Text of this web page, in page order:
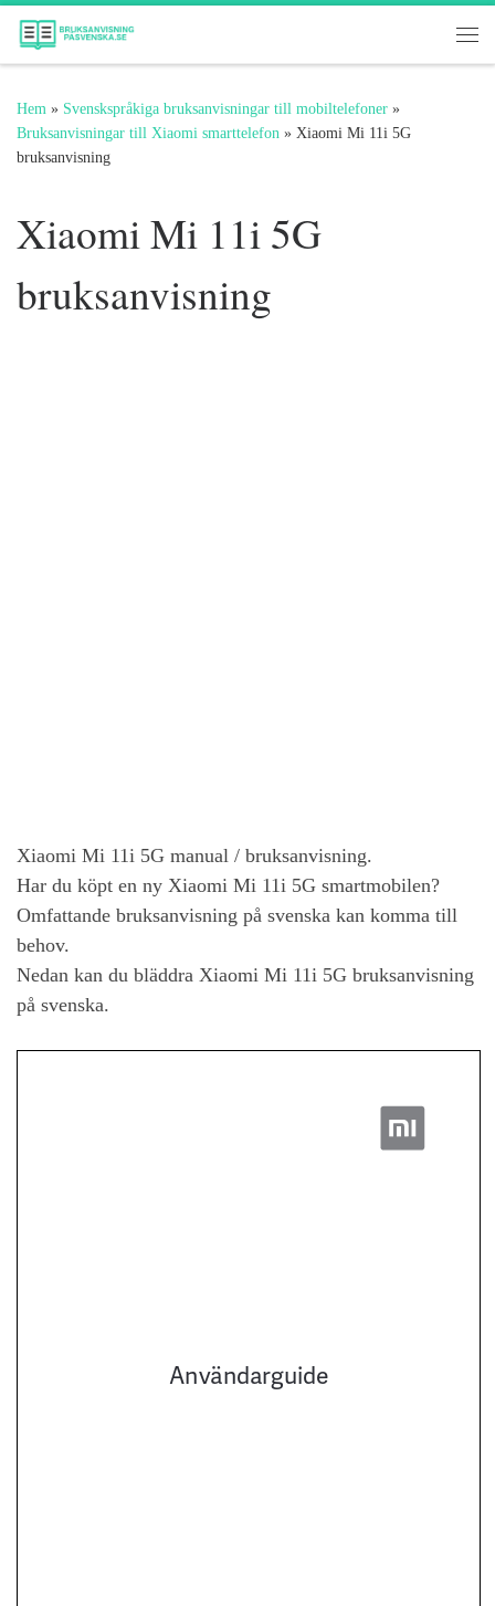
Hoppa till innehåll
Hem » Svenskspråkiga bruksanvisningar till mobiltelefoner »
Bruksanvisningar till Xiaomi smarttelefon » Xiaomi Mi 11i 5G
bruksanvisning
Xiaomi Mi 11i 5G
bruksanvisning
Xiaomi Mi 11i 5G manual / bruksanvisning.
Har du köpt en ny Xiaomi Mi 11i 5G smartmobilen?
Omfattande bruksanvisning på svenska kan komma till
behov.
Nedan kan du bläddra Xiaomi Mi 11i 5G bruksanvisning
på svenska.